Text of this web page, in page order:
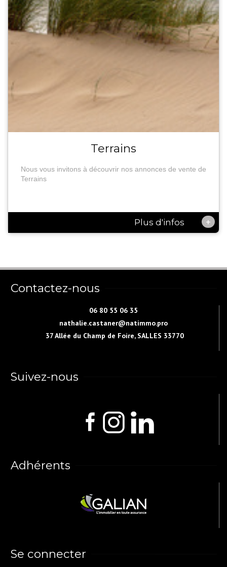
Terrains
Nous vous invitons à découvrir nos annonces de vente de
Terrains
Plus d'infos +
Contactez-nous
06 80 55 06 35
nathalie.castaner@natimmo.pro
37 Allée du Champ de Foire, SALLES 33770
Suivez-nous
Adhérents
Se connecter